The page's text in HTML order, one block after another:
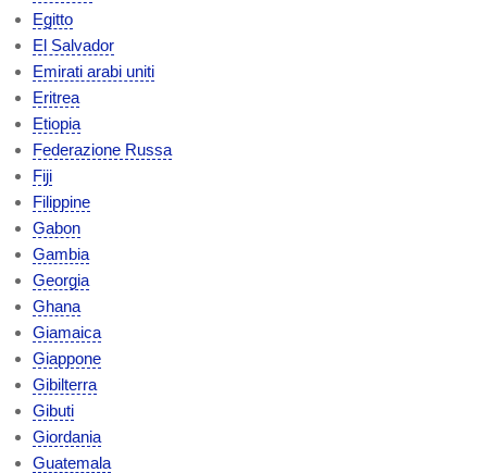
Egitto
El Salvador
Emirati arabi uniti
Eritrea
Etiopia
Federazione Russa
Fiji
Filippine
Gabon
Gambia
Georgia
Ghana
Giamaica
Giappone
Gibilterra
Gibuti
Giordania
Guatemala